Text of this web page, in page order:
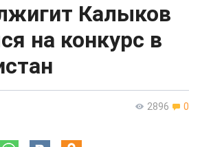
Калыков
на конкурс в
2896 0